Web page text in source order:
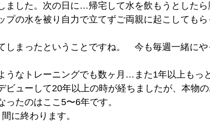
ました。次の日に…帰宅して水を飲もうとしたら
プの水を被り自力で立てずご両親に起こしてもら
しまったということですね。　今も毎週一緒にや
うなトレーニングでも数ヶ月…また1年以上もっ
ビューして20年以上の時が経ちましたが、本物
たのはここ5〜6年です。
に終わります。